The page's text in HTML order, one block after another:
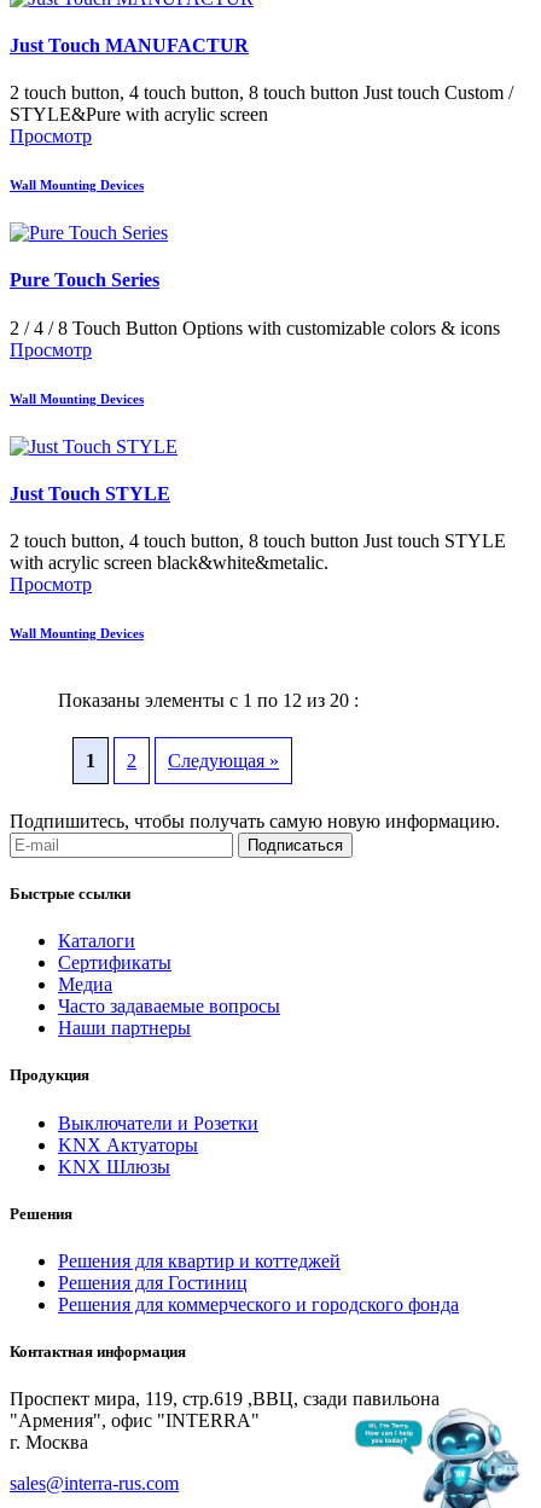
Just Touch MANUFACTUR
2 touch button, 4 touch button, 8 touch button Just touch Custom /
STYLE&Pure with acrylic screen
Просмотр
Wall Mounting Devices
Pure Touch Series
2 / 4 / 8 Touch Button Options with customizable colors & icons
Просмотр
Wall Mounting Devices
Just Touch STYLE
2 touch button, 4 touch button, 8 touch button Just touch STYLE
with acrylic screen black&white&metalic.
Просмотр
Wall Mounting Devices
Показаны элементы с 1 по 12 из 20 :
1 2 Следующая »
Подпишитесь, чтобы получать самую новую информацию.
Подписаться
Быстрые ссылки
Каталоги
Сертификаты
Медиа
Часто задаваемые вопросы
Наши партнеры
Продукция
Выключатели и Розетки
KNX Актуаторы
KNX Шлюзы
Решения
Решения для квартир и коттеджей
Решения для Гостиниц
Решения для коммерческого и городского фонда
Контактная информация
Проспект мира, 119, стр.619 ,ВВЦ, сзади павильона
"Армения", офис "INTERRA"
г. Москва
sales@interra-rus.com